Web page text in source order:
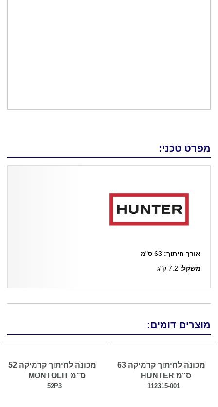
מפרט טכני:
אורך חיתוך:
משקל: 7.2 ק"ג
מוצרים דומים:
מכונה לחיתוך קרמיקה 63
ס"מ HUNTER
112315-001
מכונה לחיתוך קרמיקה 52
ס"מ MONTOLIT
52P3